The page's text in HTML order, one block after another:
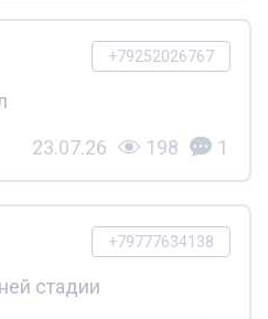
+79252026767
23.07.26 198 1
+79777634138
стадии